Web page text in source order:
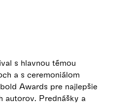
s hlavnou témou
a s ceremoniálom
Awards pre najlepšie
autorov. Prednášky a